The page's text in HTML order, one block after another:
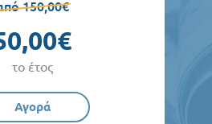
150,00€
το έτος
Αγορά